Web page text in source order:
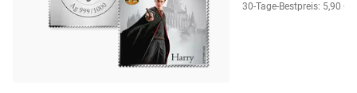
30-Tage-Bestpreis: 5,90 €